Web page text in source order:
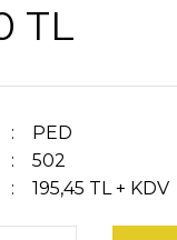
TL
PED
502
195,45 TL + KDV